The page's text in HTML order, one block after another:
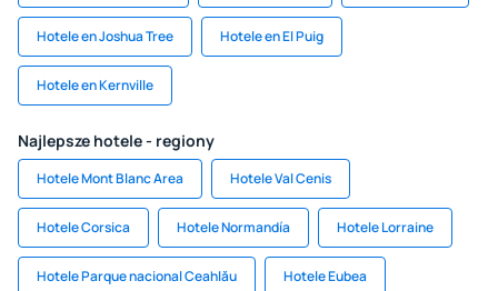
Hotele en Joshua Tree Hotele en El Puig
Hotele en Kernville
Najlepsze hotele - regiony
Hotele Mont Blanc Area Hotele Val Cenis
Hotele Corsica Hotele Normandía Hotele Lorraine
Hotele Parque nacional Ceahlău Hotele Eubea